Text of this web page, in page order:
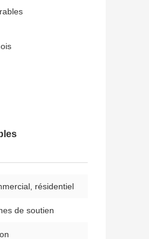
résidentiel
de soutien